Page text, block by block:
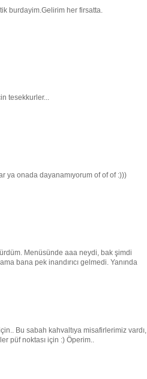
burdayim.Gelirim her firsatta.
tesekkurler...
ya onada dayanamıyorum of of of :)))
Menüsünde aaa neydi, bak şimdi
bana pek inandırıcı gelmedi. Yanında
Bu sabah kahvaltıya misafirlerimiz vardı,
püf noktası için :) Öperim..